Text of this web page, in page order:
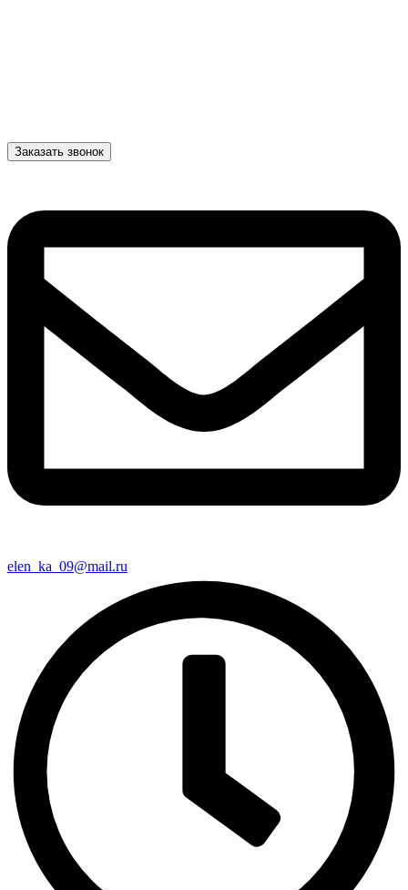
Заказать звонок
elen_ka_09@mail.ru